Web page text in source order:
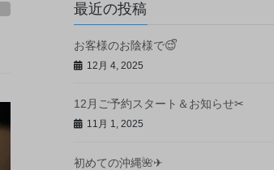
最近の投稿
お客様のお陰様で😌ᩚ
12月 4, 2025
12月ご予約スタート＆お知らせ✂︎
11月 1, 2025
初めての沖縄🌺✈